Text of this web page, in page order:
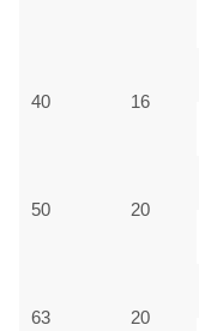
40 16
50 20
63 20